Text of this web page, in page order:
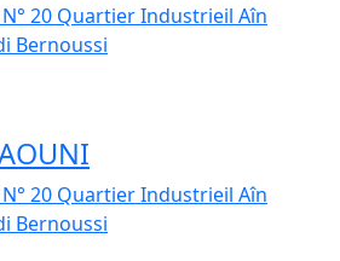
20 Quartier Industrieil Aîn
Bernoussi
20 Quartier Industrieil Aîn
Bernoussi